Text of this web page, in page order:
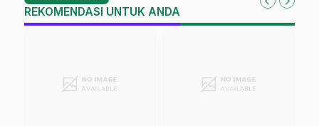
REKOMENDASI UNTUK ANDA